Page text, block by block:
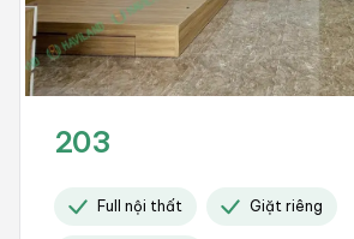
203
Full nội thất Giặt riêng